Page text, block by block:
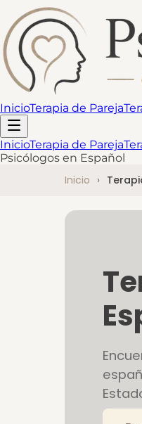
InicioTerapia de Pareja
InicioTerapia de Pareja
Psicólogos en Español
Inicio